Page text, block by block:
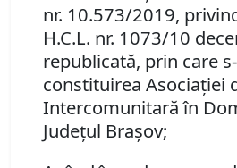
nr. 10.573/2019,
H.C.L. nr. 1073/10
republicată, prin care
constituirea Asociaţiei
Intercomunitară în
Judeţul Braşov;